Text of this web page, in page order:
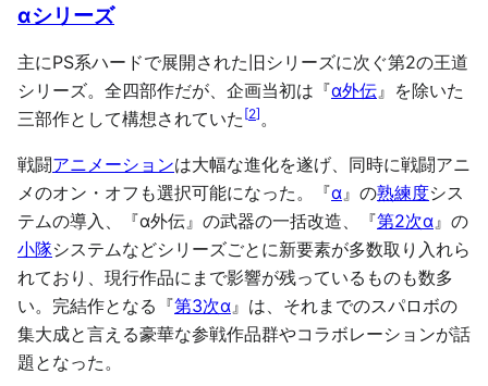
αシリーズ
主にPS系ハードで展開された旧シリーズに次ぐ第2の王道
シリーズ。全四部作だが、企画当初は『α外伝』を除いた
三部作として構想されていた [2]。
戦闘アニメーションは大幅な進化を遂げ、同時に戦闘アニ
メのオン・オフも選択可能になった。『α』の熟練度シス
テムの導入、『α外伝』の武器の一括改造、『第2次α』の
小隊システムなどシリーズごとに新要素が多数取り入れら
れており、現行作品にまで影響が残っているものも数多
い。完結作となる『第3次α』は、それまでのスパロボの
集大成と言える豪華な参戦作品群やコラボレーションが話
題となった。